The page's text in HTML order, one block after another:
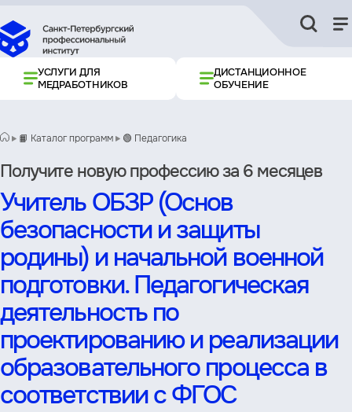
УСЛУГИ ДЛЯ
МЕДРАБОТНИКОВ
ДИСТАНЦИОННОЕ
ОБУЧЕНИЕ
📙 Каталог программ 🟢 Педагогика
Получите новую профессию за 6 месяцев
Учитель ОБЗР (Основ
безопасности и защиты
родины) и начальной военной
подготовки. Педагогическая
деятельность по
проектированию и реализации
образовательного процесса в
соответствии с ФГОС